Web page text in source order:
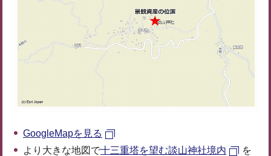
GoogleMapを見る
より大きな地図で十三重塔を望む談山神社境内
を